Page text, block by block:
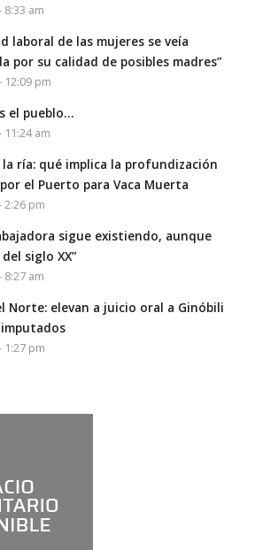
8:33 am
laboral de las mujeres se veía
por su calidad de posibles madres”
12:09 pm
el pueblo…
11:24 am
ría: qué implica la profundización
el Puerto para Vaca Muerta
2:26 pm
sigue existiendo, aunque
siglo XX”
8:27 am
Norte: elevan a juicio oral a Ginóbili
1:27 pm